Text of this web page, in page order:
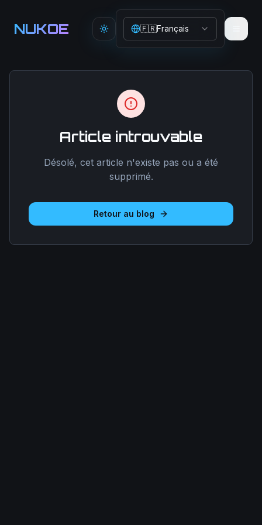
NUKOE Toggle theme
🇫🇷Français
Article introuvable
Désolé, cet article n'existe pas ou a été
supprimé.
Retour au blog